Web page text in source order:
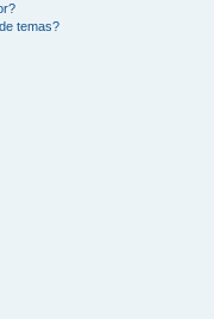
temas?